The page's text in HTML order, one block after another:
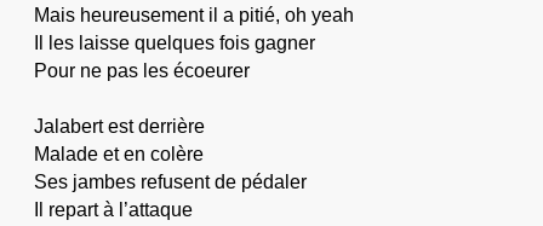
Mais heureusement il a pitié, oh yeah
Il les laisse quelques fois gagner
Pour ne pas les écoeurer
Jalabert est derrière
Malade et en colère
Ses jambes refusent de pédaler
Il repart à l’attaque